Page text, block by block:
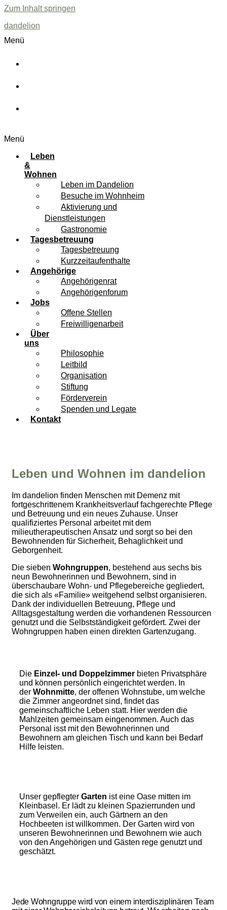
Zum Inhalt springen
dandelion
Menü
Menü
Leben
&
Wohnen
Leben im Dandelion
Besuche im Wohnheim
Aktivierung und
Dienstleistungen
Gastronomie
Tagesbetreuung
Tagesbetreuung
Kurzzeitaufenthalte
Angehörige
Angehörigenrat
Angehörigenforum
Jobs
Offene Stellen
Freiwilligenarbeit
Über
uns
Philosophie
Leitbild
Organisation
Stiftung
Förderverein
Spenden und Legate
Kontakt
Leben und Wohnen im dandelion
Im dandelion finden Menschen mit Demenz mit
fortgeschrittenem Krankheitsverlauf fachgerechte Pflege
und Betreuung und ein neues Zuhause. Unser
qualifiziertes Personal arbeitet mit dem
milieutherapeutischen Ansatz und sorgt so bei den
Bewohnenden für Sicherheit, Behaglichkeit und
Geborgenheit.
Die sieben Wohngruppen, bestehend aus sechs bis
neun Bewohnerinnen und Bewohnern, sind in
überschaubare Wohn- und Pflegebereiche gegliedert,
die sich als «Familie» weitgehend selbst organisieren.
Dank der individuellen Betreuung, Pflege und
Alltagsgestaltung werden die vorhandenen Ressourcen
genutzt und die Selbstständigkeit gefördert. Zwei der
Wohngruppen haben einen direkten Gartenzugang.
Die Einzel- und Doppelzimmer bieten Privatsphäre
und können persönlich eingerichtet werden. In
der Wohnmitte, der offenen Wohnstube, um welche
die Zimmer angeordnet sind, findet das
gemeinschaftliche Leben statt. Hier werden die
Mahlzeiten gemeinsam eingenommen. Auch das
Personal isst mit den Bewohnerinnen und
Bewohnern am gleichen Tisch und kann bei Bedarf
Hilfe leisten.
Unser gepflegter Garten ist eine Oase mitten im
Kleinbasel. Er lädt zu kleinen Spazierrunden und
zum Verweilen ein, auch Gärtnern an den
Hochbeeten ist willkommen. Der Garten wird von
unseren Bewohnerinnen und Bewohnern wie auch
von den Angehörigen und Gästen rege genutzt und
geschätzt.
Jede Wohngruppe wird von einem interdisziplinären Team